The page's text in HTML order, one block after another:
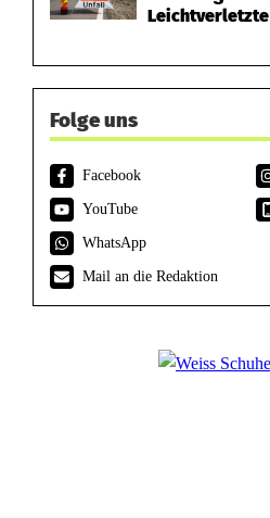
Leichtverletzte
Folge uns
Facebook
YouTube
WhatsApp
Mail an die Redaktion